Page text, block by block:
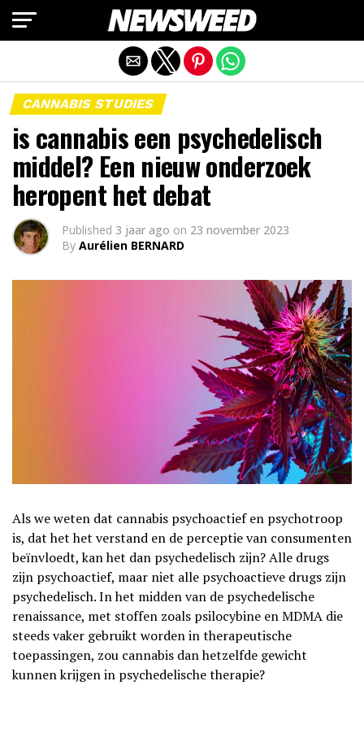
CANNABIS STUDIES
is cannabis een psychedelisch
middel? Een nieuw onderzoek
heropent het debat
Published 3 jaar ago on 23 november 2023
By Aurélien BERNARD
Als we weten dat cannabis psychoactief en psychotroop
is, dat het het verstand en de perceptie van consumenten
beïnvloedt, kan het dan psychedelisch zijn? Alle drugs
zijn psychoactief, maar niet alle psychoactieve drugs zijn
psychedelisch. In het midden van de psychedelische
renaissance, met stoffen zoals psilocybine en MDMA die
steeds vaker gebruikt worden in therapeutische
toepassingen, zou cannabis dan hetzelfde gewicht
kunnen krijgen in psychedelische therapie?
Mobiele versie afsluiten